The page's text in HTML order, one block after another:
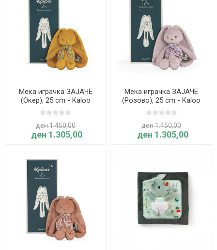
Мека играчка ЗАЈАЧЕ
(Окер), 25 cm - Kaloo
ден 1.450,00
ден 1.305,00
Мека играчка ЗАЈАЧЕ
(Розово), 25 cm - Kaloo
ден 1.450,00
ден 1.305,00